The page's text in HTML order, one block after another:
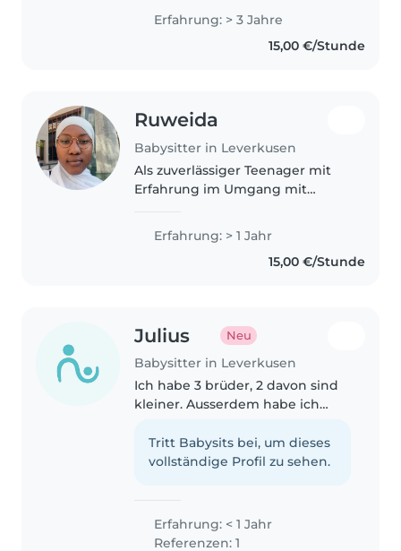
gelebt und wohne seit Anfang
Juli in Leverkusen. Ich habe in
Hamburg bereits viel Erfahrung..
Erfahrung: > 3 Jahre
15,00 €/Stunde
Ruweida
Babysitter in Leverkusen
Als zuverlässiger Teenager mit
Erfahrung im Umgang mit
vorzulesen, Sprachen zu fördern
und kreative Spiele zu machen.
Erfahrung: > 1 Jahr
15,00 €/Stunde
Julius Neu
Babysitter in Leverkusen
Ich habe 3 brüder, 2 davon sind
kleiner. Ausserdem habe ich
cousinen. Zusätzlich habe ich ein
praktikum in einer Grundschule
Tritt Babysits bei, um dieses
vollständige Profil zu sehen.
Erfahrung: < 1 Jahr
Referenzen: 1